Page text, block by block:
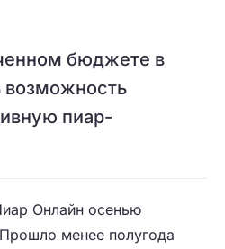
бюджете в
возможность
пиар-
Онлайн осенью
менее полугода